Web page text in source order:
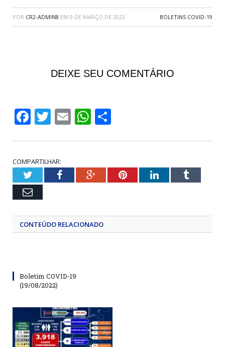
POR CR2-ADMIN8 EM 9 DE MARÇO DE 2022 BOLETINS COVID-19
DEIXE SEU COMENTÁRIO
Facebook
Twitter
EmailWhatsApp
COMPARTILHAR:
TwitterFacebookGoogle+PinterestLinkedInTumblr
Email
CONTEÚDO RELACIONADO
Boletim COVID-19
(19/08/2022)